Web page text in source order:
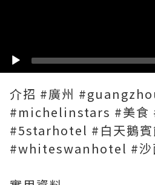
介招 #廣州
#michelinstars #美食
#5starhotel #白天鵝賓
#whiteswanhotel #沙